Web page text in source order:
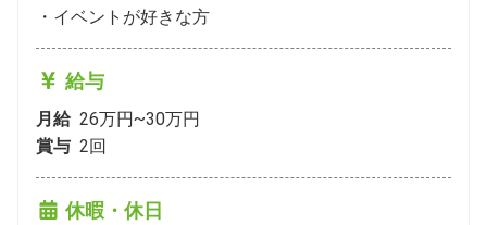
・イベントが好きな方
給与
月給 26万円~30万円
賞与 2回
休暇・休日